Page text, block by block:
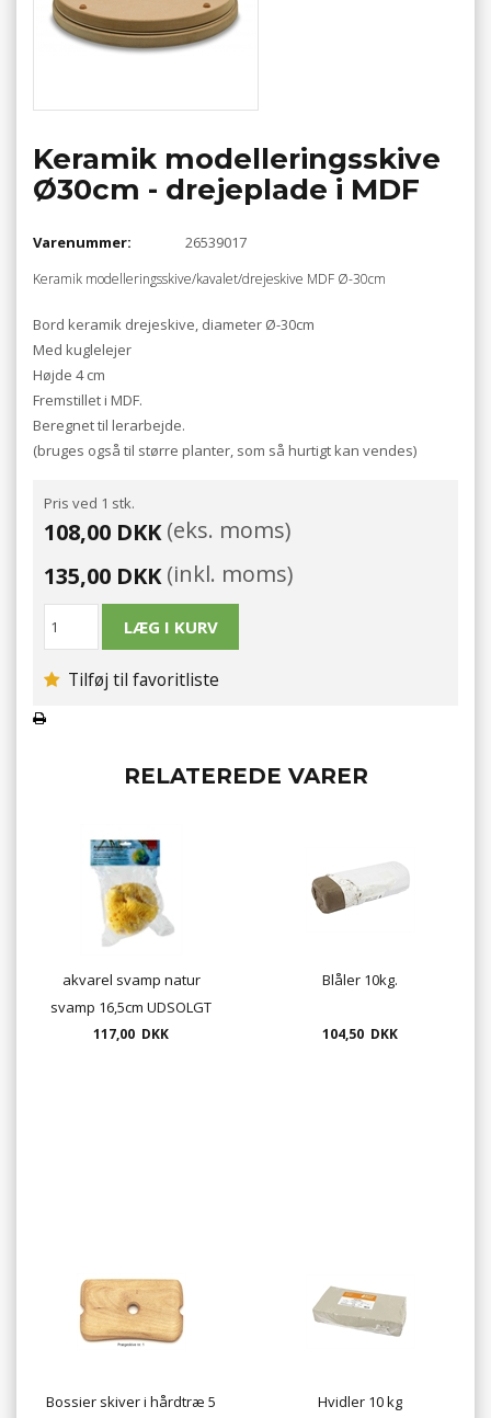
Keramik modelleringsskive
Ø30cm - drejeplade i MDF
Varenummer: 26539017
Keramik modelleringsskive/kavalet/drejeskive MDF Ø-30cm
Bord keramik drejeskive, diameter Ø-30cm
Med kuglelejer
Højde 4 cm
Fremstillet i MDF.
Beregnet til lerarbejde.
(bruges også til større planter, som så hurtigt kan vendes)
Pris ved 1 stk.
108,00 DKK(eks. moms)
135,00 DKK(inkl. moms)
Tilføj til favoritliste
RELATEREDE VARER
akvarel svamp natur
svamp 16,5cm UDSOLGT
117,00 DKK
Blåler 10kg.
104,50 DKK
Bossier skiver i hårdtræ 5 Hvidler 10 kg